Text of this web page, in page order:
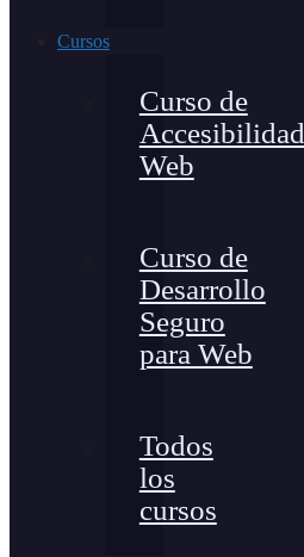
Cursos
Curso de
Accesibilidad
Web
Curso de
Desarrollo
Seguro
para Web
Todos
los
cursos